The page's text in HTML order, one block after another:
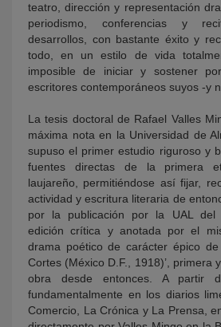
teatro, dirección y representación
periodismo, conferencias y
desarrollos, con bastante éxito y
todo, en un estilo de vida
imposible de iniciar y sostener
escritores contemporáneos suyos -y
La tesis doctoral de Rafael Valles
máxima nota en la Universidad de
supuso el primer estudio riguroso y
fuentes directas de la primera
laujareño, permitiéndose así fijar,
actividad y escritura literaria de
por la publicación por la UAL del
edición crítica y anotada por el
drama poético de carácter épico de
Cortes (México D.F., 1918)’, primera
obra desde entonces. A partir
fundamentalmente en los diarios
Comercio, La Crónica y La Prensa,